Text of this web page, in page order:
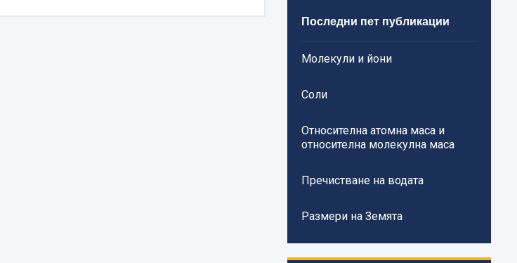
Последни пет публикации
Молекули и йони
Соли
Относителна атомна маса и
относителна молекулна маса
Пречистване на водата
Размери на Земята